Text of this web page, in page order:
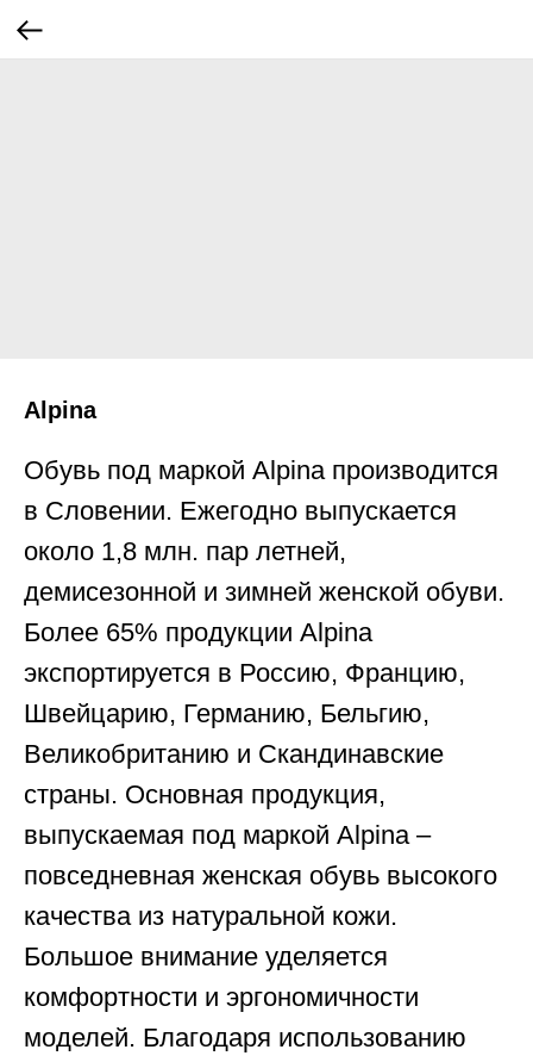
Alpina
Обувь под маркой Alpina производится
в Словении. Ежегодно выпускается
около 1,8 млн. пар летней,
демисезонной и зимней женской обуви.
Более 65% продукции Alpina
экспортируется в Россию, Францию,
Швейцарию, Германию, Бельгию,
Великобританию и Скандинавские
страны. Основная продукция,
выпускаемая под маркой Alpina –
повседневная женская обувь высокого
качества из натуральной кожи.
Большое внимание уделяется
комфортности и эргономичности
моделей. Благодаря использованию